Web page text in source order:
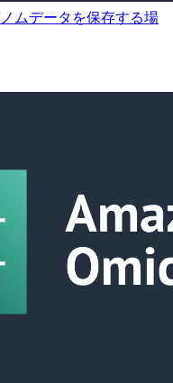
ムデータを保存する場